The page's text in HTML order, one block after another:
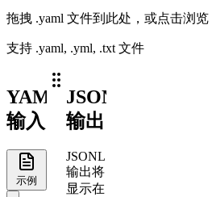
拖拽 .yaml 文件到此处，或点击浏览
支持 .yaml, .yml, .txt 文件
YAML
输入
示例
JSONL
输出
JSONL
输出将
显示在